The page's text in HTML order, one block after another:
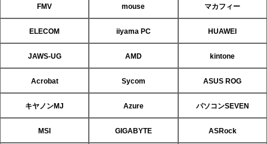
FMV mouse マカフィー
ELECOM iiyama PC HUAWEI
JAWS-UG AMD kintone
Acrobat Sycom ASUS ROG
キヤノンMJ Azure パソコンSEVEN
MSI GIGABYTE ASRock